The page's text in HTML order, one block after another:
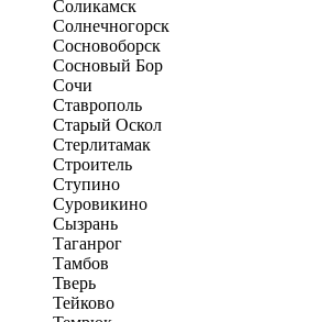
Соликамск
Солнечногорск
Сосновоборск
Сосновый Бор
Сочи
Ставрополь
Старый Оскол
Стерлитамак
Строитель
Ступино
Суровикино
Сызрань
Таганрог
Тамбов
Тверь
Тейково